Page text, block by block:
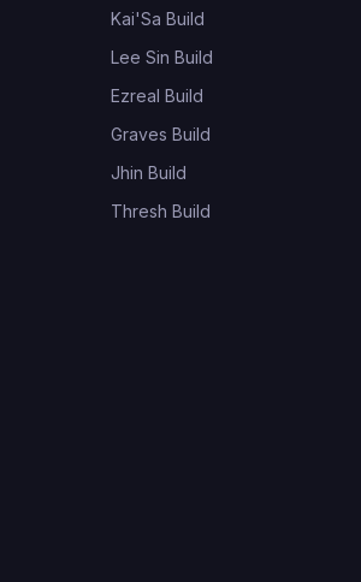
Kai'Sa Build
Lee Sin Build
Ezreal Build
Graves Build
Jhin Build
Thresh Build